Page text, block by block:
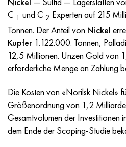
C 1 und C 2 Experten auf 215
Tonnen. Der Anteil von Nickel
Kupfer 1.122.000. Tonnen,
12,5 Millionen. Unzen Gold von
erforderliche Menge an Zahlung
Die Kosten von «Norilsk Nickel»
Größenordnung von 1,2
Gesamtvolumen der Investitionen
dem Ende der Scoping-Studie
Incotherm
Incotest
Jethete M152
Martensitaushärtung 250
Renee 41
47ND
47NHR
49KF
50H
50NP
HN62VMYUT
HN62MVKYU
HN63MB
HN65VMTYU
HN67MVTYU
VT-35
PT-1M
PT-3V
2V
SPT-2 Schweißdraht
1.4466 - aisi 310MoLn
Legierung Al6xn
15-7Ph® - 1.4532
1.4542 - 17-4Ph®.
Custom 455® - 1.4543 - uns
10H17N13М3Т
10H18N18YU4D
11H11N2V2МF
13H11N2V2МF
15H11MF
2.0872, CuNi10Fe1Mn,
Silicium-Aluminium-Bronze
CW301G, C64200
C65500, CuAl11Fe3
C65620, CuSi3Fe2Zn3
Rotmessing
C84400, CuSn2ZnPb
C83600, CuSn5ZnPb
45G2, 45g2, aisi 1144
Baustahl legiert
10g2, 10g2, aisi 1513
АS14, 11SMnPb30
20G, 20mn5
R6M5, 1.3343, hs6-5-2, sw7m
R6M5K5, 1.3243, hs6-5-2-5
R6М5F3, 1.3344, hs6-5-3
R12F3, 1.3318, sw12
R18, 1.3355, hs18-0-1, sw18